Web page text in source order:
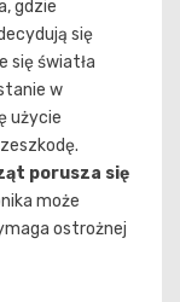
gdzie
się
się światła
w
użycie
porusza się
może
ostrożnej